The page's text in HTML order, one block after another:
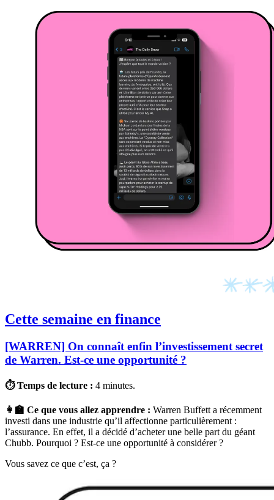
Cette semaine en finance
[WARREN] On connaît enfin l’investissement secret
de Warren. Est-ce une opportunité ?
⏱ Temps de lecture : 4 minutes.
👩‍🏫 Ce que vous allez apprendre : Warren Buffett a récemment
investi dans une industrie qu’il affectionne particulièrement :
l’assurance. En effet, il a décidé d’acheter une belle part du géant
Chubb. Pourquoi ? Est-ce une opportunité à considérer ?
Vous savez ce que c’est, ça ?